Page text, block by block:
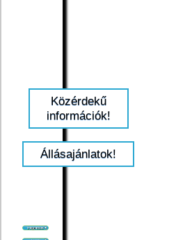
Közérdekű
információk!
Állásajánlatok!